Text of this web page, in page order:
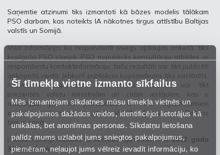
Šī tīmekļa vietne izmanto sīkfailus
Mēs izmantojam sīkdatnes mūsu tīmekļa vietnēs un
pakalpojumos dažādos veidos, identificējot lietotājus kā
unikālas, bet anonīmas personas. Sīkdatņu lietošana
palīdz mums uzlabot jums sniegtos pakalpojumus,
piemēram, neļaujot jums vēlreiz ievadīt informāciju, ko
Saņemtie atzinumi tiks izmantoti kā bāzes modelis tālākam
PSO darbam, kas noteikts IA nākotnes tirgus attīstību Baltijas
valstīs un Somijā.
Visa informācija, ko respondenti sniegs aptaujas anketā, tiks
kopīgota PSO starpā. PSO nepublicēs konsultāciju atbildes ar
respondentu kontaktinformāciju, taču rezultāti var tikt publicēti
apkopotā veidā. Jebkurš publiskais kopsavilkums tiks sastādīts,
nodrošinot respondentu anonimitāti. Rezultāti var tikt
prezentēti valstu ministrijām un citām iestādēm, kas ir
atbildīgas par IA pārvaldību un no atjaunojamiem
energoresursiem ražotu gāzu attīstību Somijas un Baltijas
tirgus zonā.
Lūdzam sniegt atbildes uz konsultāciju anketu līdz2022. gada
31. janvārim.